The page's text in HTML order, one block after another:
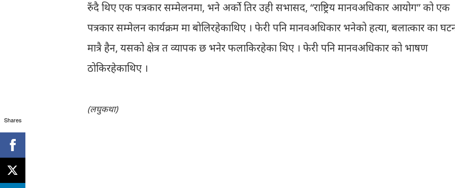
रुँदै थिए एक पत्रकार सम्मेलनमा, भने अर्को तिर उही सभासद, “राष्ट्रिय मानवअधिकार आयोग” को एक
पत्रकार सम्मेलन कार्यक्रम मा बोलिरहेकाथिए । फेरी पनि मानवअधिकार भनेको हत्या, बलात्कार का
मात्रै हैन, यसको क्षेत्र त व्यापक छ भनेर फलाकिरहेका थिए । फेरी पनि मानवअधिकार को भाषण
ठोकिरहेकाथिए ।
(लघुकथा)
Shares